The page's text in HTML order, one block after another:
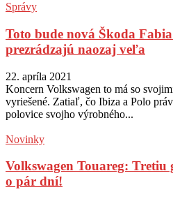
Správy
Toto bude nová Škoda
prezrádzajú naozaj veľa
22. apríla 2021
Koncern Volkswagen to má so
vyriešené. Zatiaľ, čo Ibiza a Polo
polovice svojho výrobného...
Novinky
Volkswagen Touareg: Tretiu
o pár dní!